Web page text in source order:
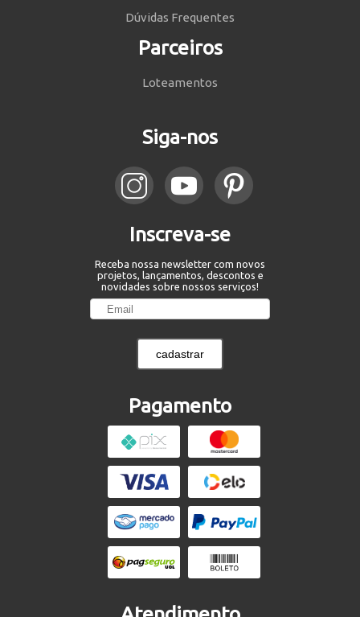
Dúvidas Frequentes
Parceiros
Loteamentos
Siga-nos
Inscreva-se
Receba nossa newsletter com novos
projetos, lançamentos, descontos e
novidades sobre nossos serviços!
cadastrar
Pagamento